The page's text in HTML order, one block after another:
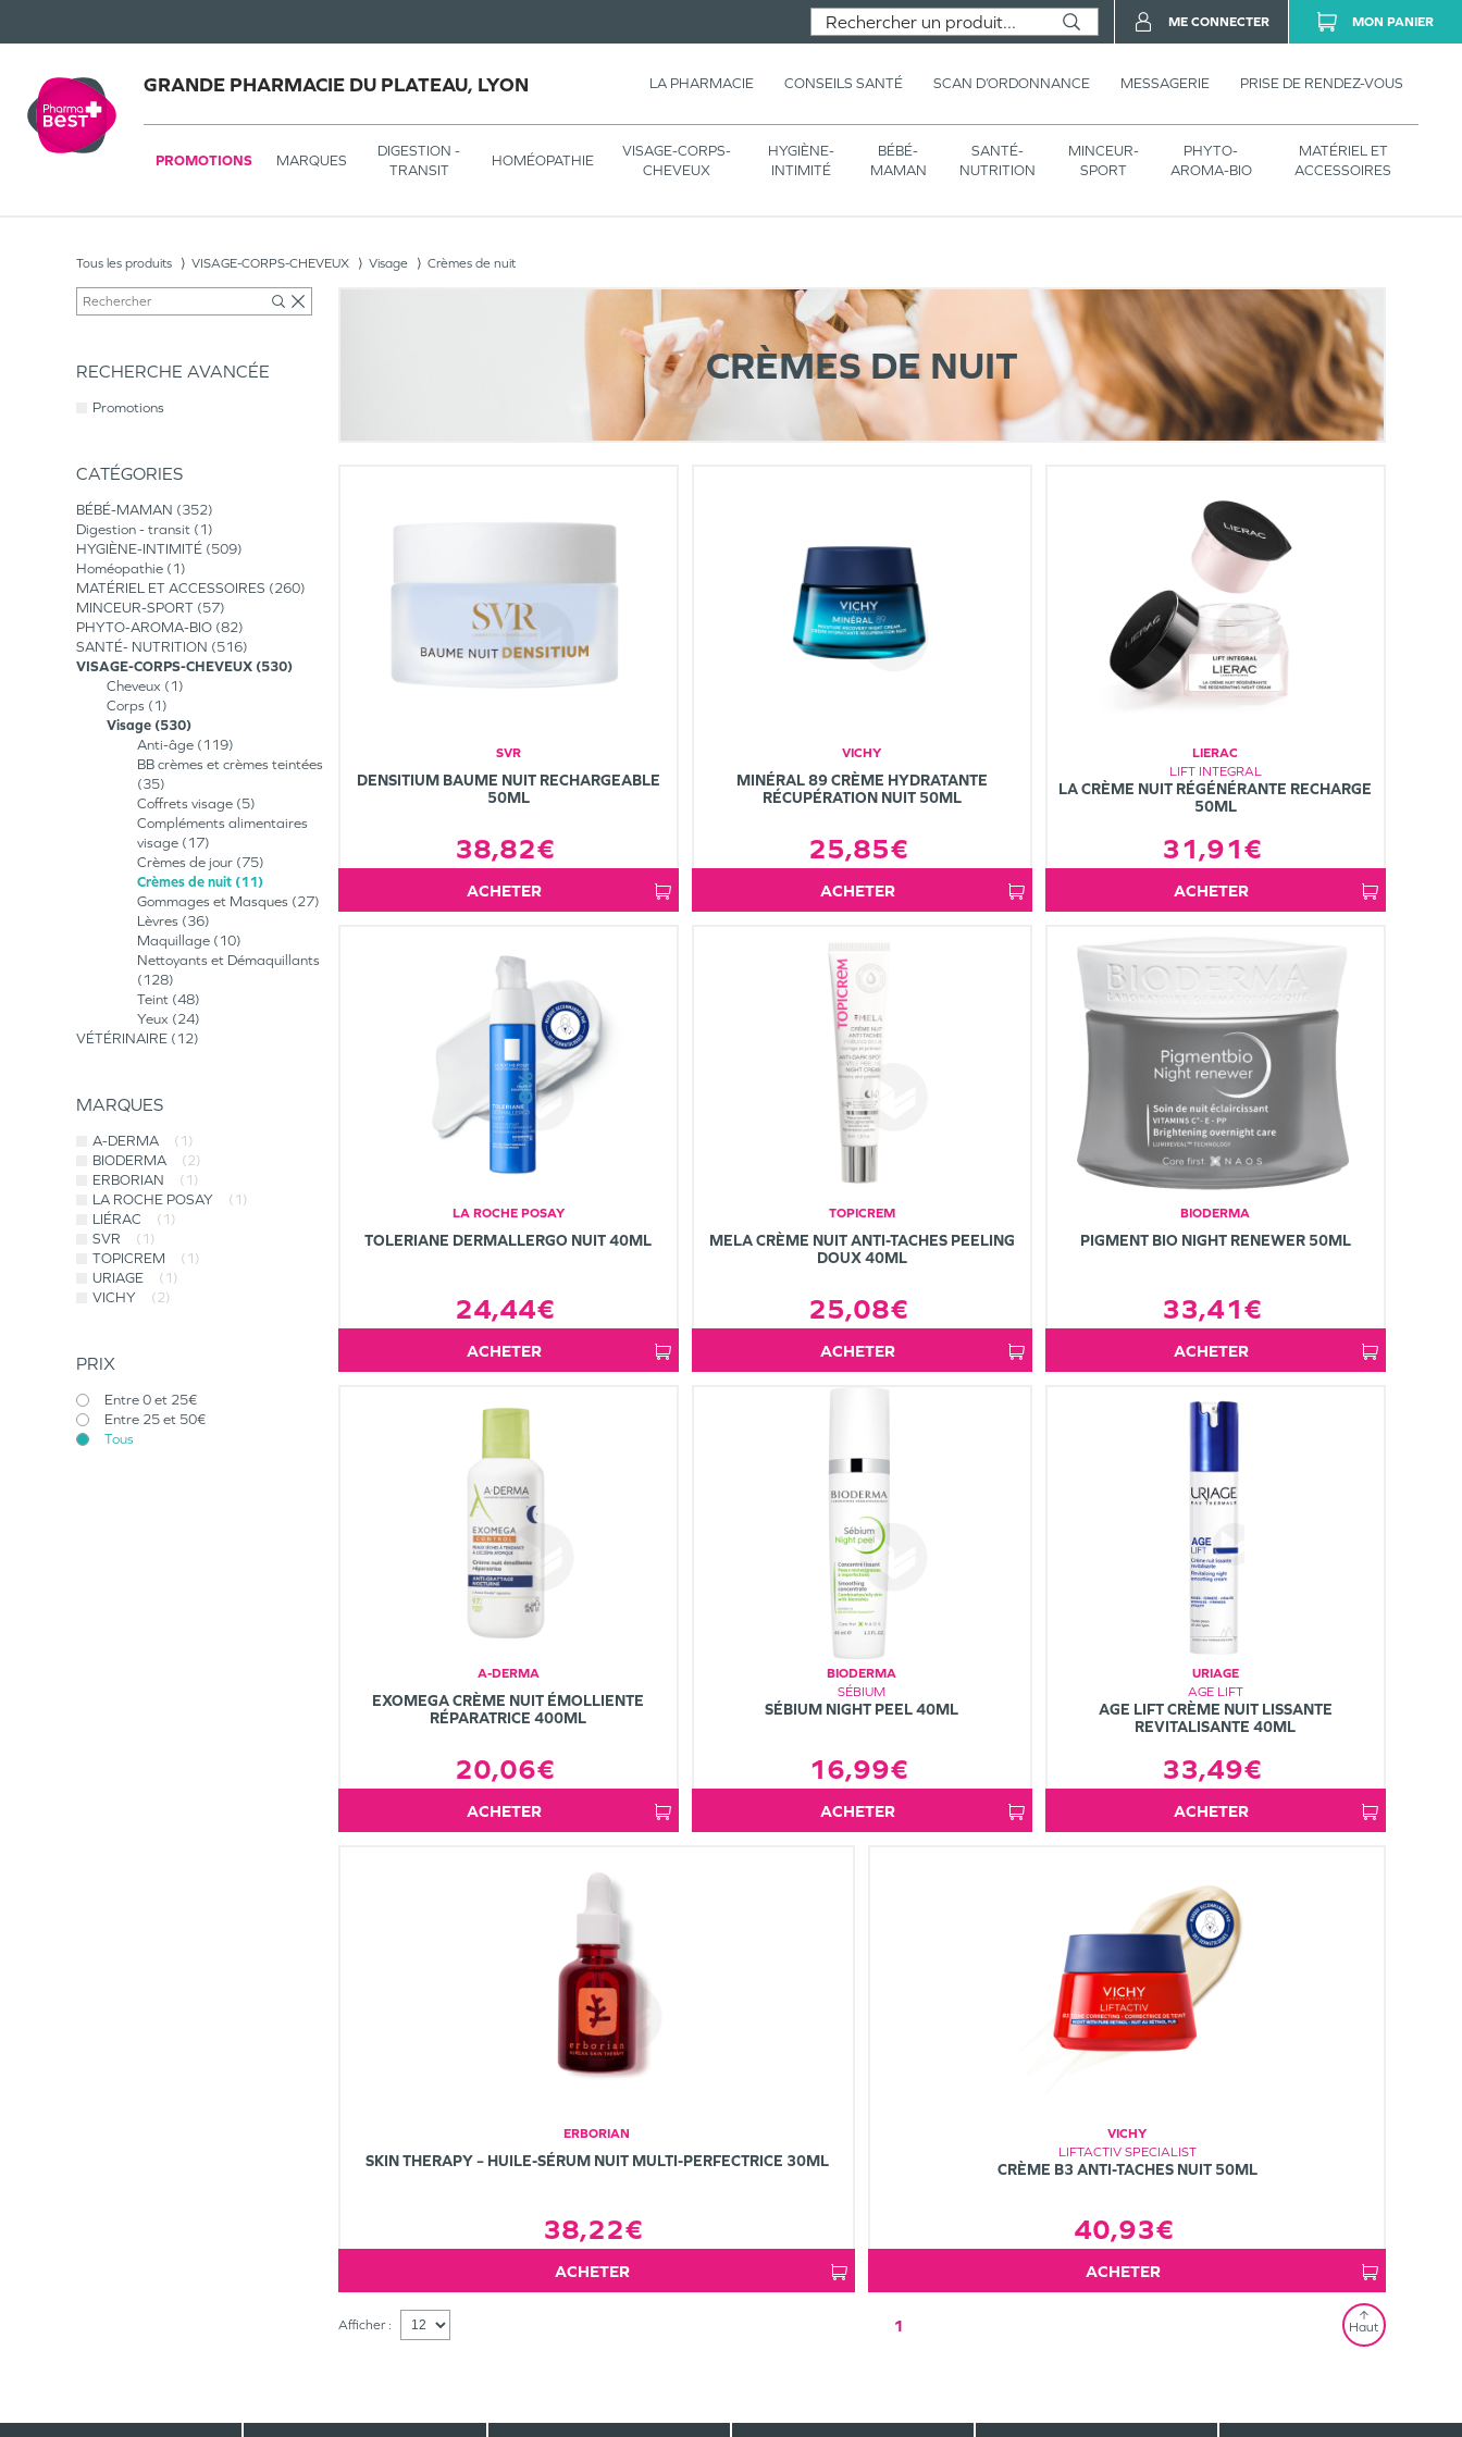
GRANDE PHARMACIE DU PLATEAU, LYON LA PHARMACIE CONSEILS SANTÉ SCAN D’ORDONNANCE MESSAGERIE PRISE DE RENDEZ-VOUS
PROMOTIONS MARQUES
DIGESTION -
TRANSIT
HOMÉOPATHIE
VISAGE-CORPS-
CHEVEUX
HYGIÈNE-
INTIMITÉ
BÉBÉ-
MAMAN
SANTÉ-
NUTRITION
MINCEUR-
SPORT
PHYTO-
AROMA-BIO
MATÉRIEL ET
ACCESSOIRES
ME CONNECTER MON PANIER
Tous les produits VISAGE-CORPS-CHEVEUX Visage Crèmes de nuit
RECHERCHE AVANCÉE
Promotions
CATÉGORIES
BÉBÉ-MAMAN
352
Digestion - transit
1
HYGIÈNE-INTIMITÉ 509
Homéopathie
1
MATÉRIEL ET ACCESSOIRES
260
MINCEUR-SPORT 57
PHYTO-AROMA-BIO 82
SANTÉ- NUTRITION
516
VISAGE-CORPS-CHEVEUX 530
Cheveux
1
Corps
1
Visage 530
Anti-âge
119
BB crèmes et crèmes teintées
35
Coffrets visage 5
Compléments alimentaires
visage
17
Crèmes de jour 75
Crèmes de nuit
11
Gommages et Masques
27
Lèvres
36
Maquillage
10
Nettoyants et Démaquillants
128
Teint 48
Yeux
24
VÉTÉRINAIRE
12
MARQUES
A-DERMA
(1)
BIODERMA
(2)
ERBORIAN
(1)
LA ROCHE POSAY
(1)
LIÉRAC
(1)
SVR
(1)
TOPICREM
(1)
URIAGE
(1)
VICHY
(2)
PRIX
Entre 0 et 25€
Entre 25 et 50€
Tous
CRÈMES DE NUIT
SVR
DENSITIUM BAUME NUIT RECHARGEABLE
50ML
38,82€
ACHETER
VICHY
MINÉRAL 89 CRÈME HYDRATANTE
RÉCUPÉRATION NUIT 50ML
25,85€
ACHETER
LIERAC
LIFT INTEGRAL
LA CRÈME NUIT RÉGÉNÉRANTE RECHARGE
50ML
31,91€
ACHETER
LA ROCHE POSAY
TOLERIANE DERMALLERGO NUIT 40ML
24,44€
ACHETER
TOPICREM
MELA CRÈME NUIT ANTI-TACHES PEELING
DOUX 40ML
25,08€
ACHETER
BIODERMA
PIGMENT BIO NIGHT RENEWER 50ML
33,41€
ACHETER
A-DERMA
EXOMEGA CRÈME NUIT ÉMOLLIENTE
RÉPARATRICE 400ML
20,06€
ACHETER
BIODERMA
SÉBIUM
SÉBIUM NIGHT PEEL 40ML
16,99€
ACHETER
URIAGE
AGE LIFT
AGE LIFT CRÈME NUIT LISSANTE
REVITALISANTE 40ML
33,49€
ACHETER
ERBORIAN
SKIN THERAPY – HUILE-SÉRUM NUIT MULTI-PERFECTRICE 30ML
38,22€
ACHETER
VICHY
LIFTACTIV SPECIALIST
CRÈME B3 ANTI-TACHES NUIT 50ML
40,93€
ACHETER
Afficher : 1 Haut